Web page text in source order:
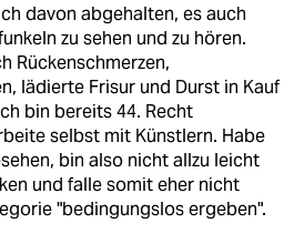
davon abgehalten, es auch
zu sehen und zu hören.
Rückenschmerzen,
lädierte Frisur und Durst in Kauf
bin bereits 44. Recht
selbst mit Künstlern. Habe
bin also nicht allzu leicht
und falle somit eher nicht
"bedingungslos ergeben".